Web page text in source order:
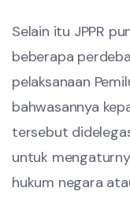
Selain itu JPPR
beberapa
pelaksanaan
bahwasannya
tersebut
untuk
hukum negara